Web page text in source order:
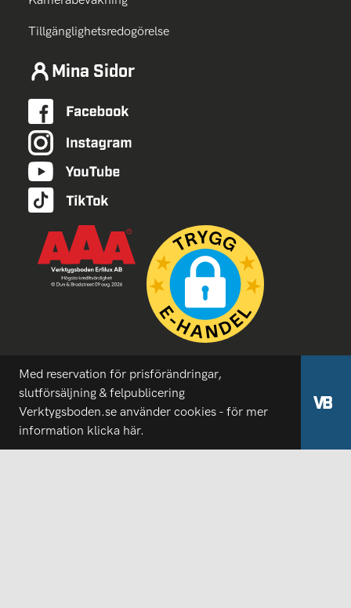
Tillgänglighetsredogörelse
Mina Sidor
Med reservation för prisförändringar,
slutförsäljning & felpublicering
Verktygsboden.se använder cookies - för mer
information klicka här.